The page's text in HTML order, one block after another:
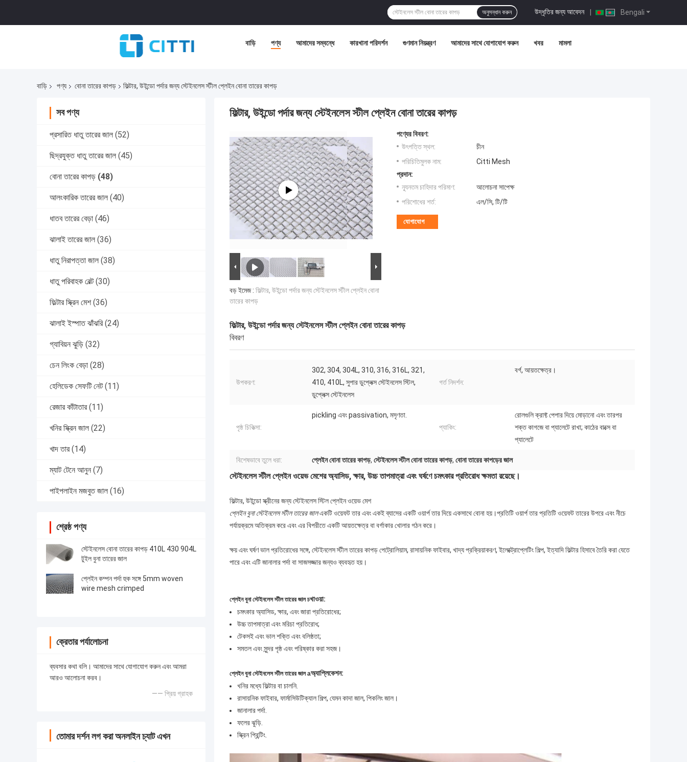
Bengali
উদ্ধৃতির জন্য আবেদন |
অনুসন্ধান করুন
বাড়ি পণ্য আমাদের সম্বন্ধে কারখানা পরিদর্শন গুণমান নিয়ন্ত্রণ আমাদের সাথে যোগাযোগ করুন খবর মামলা
বাড়ি পণ্য বোনা তারের কাপড় ফিল্টার, উইন্ডো পর্দার জন্য স্টেইনলেস স্টীল প্লেইন বোনা তারের কাপড়
সব পণ্য
প্রসারিত ধাতু তারের জাল (52)
ছিদ্রযুক্ত ধাতু তারের জাল (45)
বোনা তারের কাপড় (48)
আলংকারিক তারের জাল (40)
ধাতব তারের বেড়া (46)
ঝালাই তারের জাল (36)
ধাতু নিরাপত্তা জাল (38)
ধাতু পরিবাহক বেল্ট (30)
ফিল্টার স্ক্রিন মেশ (36)
ঝালাই ইস্পাত ঝাঁঝরি (24)
গ্যাবিয়ন ঝুড়ি (32)
চেন লিংক বেড়া (28)
হেলিডেক সেফটি নেট (11)
রেজার কাঁটাতার (11)
খনির স্ক্রিন জাল (22)
খাদ তার (14)
ম্যাট টেনে আনুন (7)
পাইপলাইন মজবুত জাল (16)
শ্রেষ্ঠ পণ্য
স্টেইনলেস বোনা তারের কাপড় 410L 430 904L
টুইল বুনা তারের জাল
প্লেইন কম্পন পর্দা হুক সঙ্গে 5mm woven
wire mesh crimped
ক্রেতার পর্যালোচনা
ব্যবসার কথা বলি। আমাদের সাথে যোগাযোগ করুন এবং আমরা
আরও আলোচনা করব।
—— প্রিয় গ্রাহক
তোমার দর্শন লগ করা অনলাইন চ্যাট এখন
ফিল্টার, উইন্ডো পর্দার জন্য স্টেইনলেস স্টীল প্লেইন বোনা তারের কাপড়
বড় ইমেজ : ফিল্টার, উইন্ডো পর্দার জন্য স্টেইনলেস স্টীল প্লেইন বোনা
তারের কাপড়
পণ্যের বিবরণ:
উৎপত্তি স্থল:
চীন
পরিচিতিমুলক নাম:
Citti Mesh
প্রদান:
ন্যূনতম চাহিদার পরিমাণ:
আলোচনা সাপেক্ষ
পরিশোধের শর্ত:
এল/সি, টি/টি
যোগাযোগ
ফিল্টার, উইন্ডো পর্দার জন্য স্টেইনলেস স্টীল প্লেইন বোনা তারের কাপড়
বিবরণ
উপকরণ:
302, 304, 304L, 310, 316, 316L, 321,
410, 410L, সুপার ডুপ্লেক্স স্টেইনলেস স্টিল,
ডুপ্লেক্স স্টেইনলেস
গর্ত নিদর্শন:
বর্গ, আয়তক্ষেত্র।
পৃষ্ঠ চিকিত্সা:
pickling এবং passivation, মসৃণতা.
প্যাকিং:
রোলগুলি ক্রাফ্ট পেপার দিয়ে মোড়ানো এবং তারপর
শক্ত কাগজে বা প্যালেটে রাখা; কাঠের বাক্সে বা
প্যালেটে
বিশেষভাবে তুলে ধরা: প্লেইন বোনা তারের কাপড়, স্টেইনলেস স্টীল বোনা তারের কাপড়, বোনা তারের কাপড়ের জাল
স্টেইনলেস স্টীল প্লেইন ওয়েভ মেশের অ্যাসিড, ক্ষার, উচ্চ তাপমাত্রা এবং ঘর্ষণে চমৎকার প্রতিরোধ ক্ষমতা রয়েছে।
ফিল্টার, উইন্ডো স্ক্রীনের জন্য স্টেইনলেস স্টিল প্লেইন ওয়েভ মেশ
প্লেইন বুনা স্টেইনলেস স্টীল তারের জালএকটি ওয়েফট তার এবং একই ব্যাসের একটি ওয়ার্প তার দিয়ে একসাথে বোনা হয়।প্রতিটি ওয়ার্প তার প্রতিটি ওয়েফট তারের উপরে এবং নীচে
পর্যায়ক্রমে অতিক্রম করে এবং এর বিপরীতে একটি আয়তক্ষেত্র বা বর্গাকার খোলার গঠন করে।
ক্ষয় এবং ঘর্ষণ ভাল প্রতিরোধের সঙ্গে, স্টেইনলেস স্টীল তারের কাপড় পেট্রোলিয়াম, রাসায়নিক ফাইবার, খাদ্য প্রক্রিয়াকরণ, ইলেক্ট্রোপ্লেটিং শিল্প, ইত্যাদি ফিল্টার হিসাবে তৈরি করা যেতে
পারে এবং এটি জানালার পর্দা বা সাজসজ্জার জন্যও ব্যবহৃত হয়।
প্লেইন বুনা স্টেইনলেস স্টীল তারের জাল চখাওয়া:
চমৎকার অ্যাসিড, ক্ষার, এবং জারা প্রতিরোধের;
উচ্চ তাপমাত্রা এবং মরিচা প্রতিরোধ;
টেকসই এবং ভাল শক্তি এবং বলিষ্ঠতা;
সমতল এবং সুন্দর পৃষ্ঠ এবং পরিষ্কার করা সহজ।
প্লেইন বুনা স্টেইনলেস স্টীল তারের জাল aঅ্যাপ্লিকেশন:
খনির মধ্যে ফিল্টার বা চালনি.
রাসায়নিক ফাইবার, ফার্মাসিউটিক্যাল শিল্প, যেমন কাদা জাল, পিকলিং জাল।
জানালার পর্দা.
ফলের ঝুড়ি.
স্ক্রিন প্রিন্টিং.